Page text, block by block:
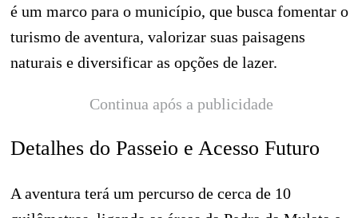
é um marco para o município, que busca fomentar o
turismo de aventura, valorizar suas paisagens
naturais e diversificar as opções de lazer.
Continua após a publicidade
Detalhes do Passeio e Acesso Futuro
A aventura terá um percurso de cerca de 10